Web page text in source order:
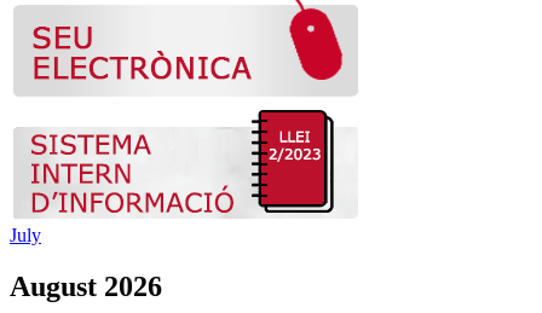
July
August 2026